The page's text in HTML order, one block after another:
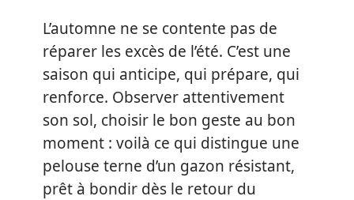
L’automne ne se contente pas de
réparer les excès de l’été. C’est une
saison qui anticipe, qui prépare, qui
renforce. Observer attentivement
son sol, choisir le bon geste au bon
moment : voilà ce qui distingue une
pelouse terne d’un gazon résistant,
prêt à bondir dès le retour du